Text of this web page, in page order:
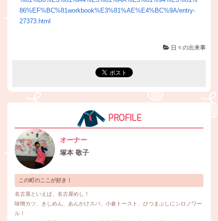
86%EF%BC%81workbook%E3%81%AE%E4%BC%9A/entry-
27373.html
日々の出来事
PROFILE
オーナー
塚本 敬子
この町のここが好き！
名古屋といえば、名古屋めし！
味噌カツ、きしめん、あんかけスパ、小倉トースト、ひつまぶしにシロノワー
ル！